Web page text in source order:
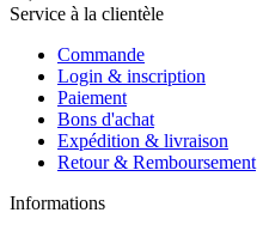
Service à la clientèle
Commande
Login & inscription
Paiement
Bons d'achat
Expédition & livraison
Retour & Remboursement
Informations